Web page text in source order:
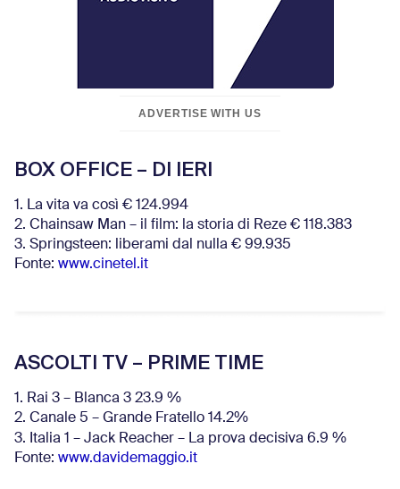
ADVERTISE WITH US
BOX OFFICE – DI IERI
1. La vita va così € 124.994
2. Chainsaw Man – il film: la storia di Reze € 118.383
3. Springsteen: liberami dal nulla € 99.935
Fonte: www.cinetel.it
ASCOLTI TV – PRIME TIME
1. Rai 3 – Blanca 3 23.9 %
2. Canale 5 – Grande Fratello 14.2%
3. Italia 1 – Jack Reacher – La prova decisiva 6.9 %
Fonte: www.davidemaggio.it